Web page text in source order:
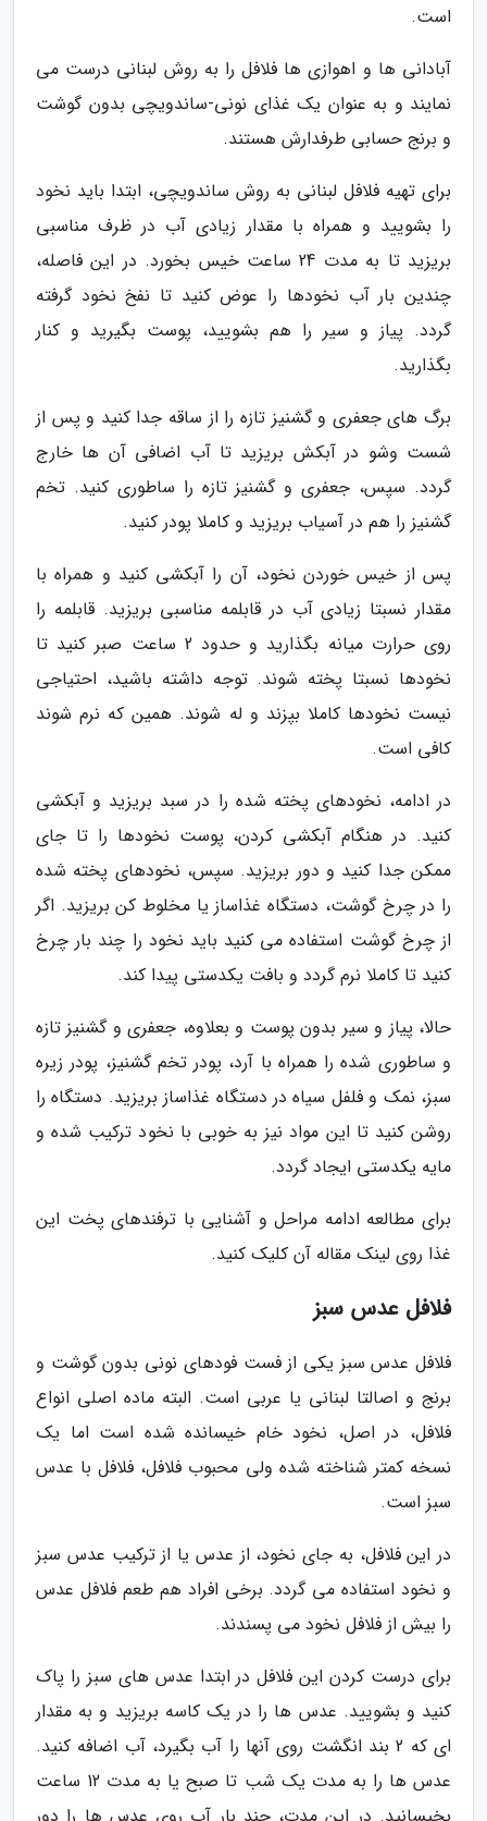
است.
آبادانی ها و اهوازی ها فلافل را به روش لبنانی درست می
نمایند و به عنوان یک غذای نونی-ساندویچی بدون گوشت
و برنج حسابی طرفدارش هستند.
برای تهیه فلافل لبنانی به روش ساندویچی، ابتدا باید نخود
را بشویید و همراه با مقدار زیادی آب در ظرف مناسبی
بریزید تا به مدت 24 ساعت خیس بخورد. در این فاصله،
چندین بار آب نخودها را عوض کنید تا نفخ نخود گرفته
گردد. پیاز و سیر را هم بشویید، پوست بگیرید و کنار
بگذارید.
برگ های جعفری و گشنیز تازه را از ساقه جدا کنید و پس از
شست وشو در آبکش بریزید تا آب اضافی آن ها خارج
گردد. سپس، جعفری و گشنیز تازه را ساطوری کنید. تخم
گشنیز را هم در آسیاب بریزید و کاملا پودر کنید.
پس از خیس خوردن نخود، آن را آبکشی کنید و همراه با
مقدار نسبتا زیادی آب در قابلمه مناسبی بریزید. قابلمه را
روی حرارت میانه بگذارید و حدود 2 ساعت صبر کنید تا
نخودها نسبتا پخته شوند. توجه داشته باشید، احتیاجی
نیست نخودها کاملا بپزند و له شوند. همین که نرم شوند
کافی است.
در ادامه، نخودهای پخته شده را در سبد بریزید و آبکشی
کنید. در هنگام آبکشی کردن، پوست نخودها را تا جای
ممکن جدا کنید و دور بریزید. سپس، نخودهای پخته شده
را در چرخ گوشت، دستگاه غذاساز یا مخلوط کن بریزید. اگر
از چرخ گوشت استفاده می کنید باید نخود را چند بار چرخ
کنید تا کاملا نرم گردد و بافت یکدستی پیدا کند.
حالا، پیاز و سیر بدون پوست و بعلاوه، جعفری و گشنیز تازه
و ساطوری شده را همراه با آرد، پودر تخم گشنیز، پودر زیره
سبز، نمک و فلفل سیاه در دستگاه غذاساز بریزید. دستگاه را
روشن کنید تا این مواد نیز به خوبی با نخود ترکیب شده و
مایه یکدستی ایجاد گردد.
برای مطالعه ادامه مراحل و آشنایی با ترفندهای پخت این
غذا روی لینک مقاله آن کلیک کنید.
فلافل عدس سبز
فلافل عدس سبز یکی از فست فودهای نونی بدون گوشت و
برنج و اصالتا لبنانی یا عربی است. البته ماده اصلی انواع
فلافل، در اصل، نخود خام خیسانده شده است اما یک
نسخه کمتر شناخته شده ولی محبوب فلافل، فلافل با عدس
سبز است.
در این فلافل، به جای نخود، از عدس یا از ترکیب عدس سبز
و نخود استفاده می گردد. برخی افراد هم طعم فلافل عدس
را بیش از فلافل نخود می پسندند.
برای درست کردن این فلافل در ابتدا عدس های سبز را پاک
کنید و بشویید. عدس ها را در یک کاسه بریزید و به مقدار
ای که 2 بند انگشت روی آنها را آب بگیرد، آب اضافه کنید.
عدس ها را به مدت یک شب تا صبح یا به مدت 12 ساعت